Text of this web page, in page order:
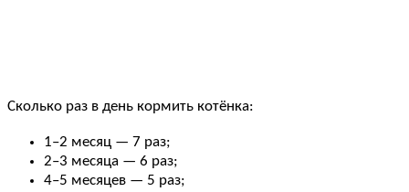
Сколько раз в день кормить котёнка:
1–2 месяц — 7 раз;
2–3 месяца — 6 раз;
4–5 месяцев — 5 раз;